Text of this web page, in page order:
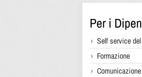
Per i
Self service
Formazione
Comunicazione